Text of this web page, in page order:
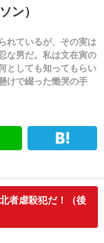
ン）
れているが、その実は
な男だ。私は文在寅の
としても知ってもらい
けで綴った慟哭の手
者虐殺犯だ！（後